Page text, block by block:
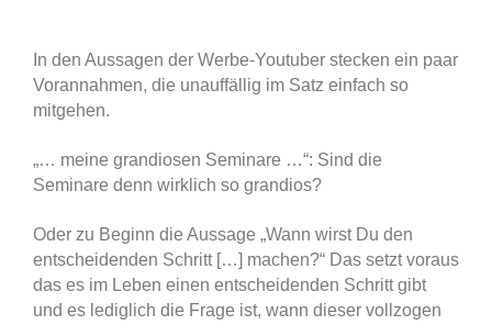
In den Aussagen der Werbe-Youtuber stecken ein paar
Vorannahmen, die unauffällig im Satz einfach so
mitgehen.
„… meine grandiosen Seminare …“: Sind die
Seminare denn wirklich so grandios?
Oder zu Beginn die Aussage „Wann wirst Du den
entscheidenden Schritt […] machen?“ Das setzt voraus
das es im Leben einen entscheidenden Schritt gibt
und es lediglich die Frage ist, wann dieser vollzogen